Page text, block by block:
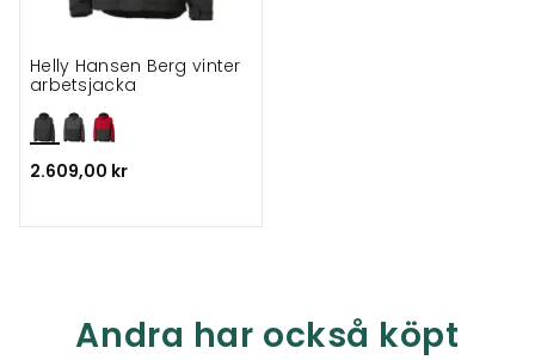
Helly Hansen Berg vinter
arbetsjacka
2.609,00 kr
Andra har också köpt